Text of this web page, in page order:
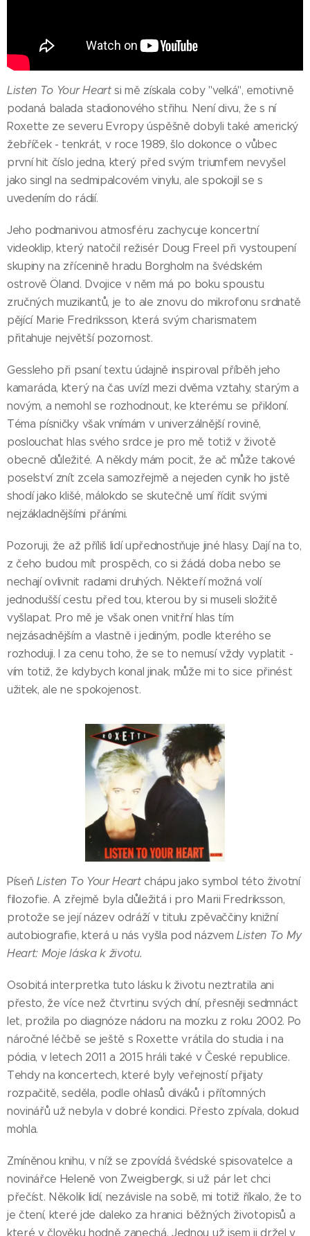
Listen To Your Heartsi mě získala coby "velká", emotivně
podaná balada stadionového střihu. Není divu, že s ní
Roxette ze severu Evropy úspěšně dobyli také americký
žebříček - tenkrát, v roce 1989, šlo dokonce o vůbec
první hit číslo jedna, který před svým triumfem nevyšel
jako singl na sedmipalcovém vinylu, ale spokojil se s
uvedením do rádií.
Jeho podmanivou atmosféru zachycuje koncertní
videoklip, který natočil režisér Doug Freel při vystoupení
skupiny na zřícenině hradu Borgholm na švédském
ostrově Öland. Dvojice v něm má po boku spoustu
zručných muzikantů, je to ale znovu do mikrofonu srdnatě
pějící Marie Fredriksson, která svým charismatem
přitahuje největší pozornost.
Gessleho při psaní textu údajně inspiroval příběh jeho
kamaráda, který na čas uvízl mezi dvěma vztahy, starým a
novým, a nemohl se rozhodnout, ke kterému se přikloní.
Téma písničky však vnímám v univerzálnější rovině,
poslouchat hlas svého srdce je pro mě totiž v životě
obecně důležité. A někdy mám pocit, že ač může takové
poselství znít zcela samozřejmě a nejeden cynik ho jistě
shodí jako klišé, málokdo se skutečně umí řídit svými
nejzákladnějšími přáními.
Pozoruji, že až příliš lidí upřednostňuje jiné hlasy. Dají na to,
z čeho budou mít prospěch, co si žádá doba nebo se
nechají ovlivnit radami druhých. Někteří možná volí
jednodušší cestu před tou, kterou by si museli složitě
vyšlapat. Pro mě je však onen vnitřní hlas tím
nejzásadnějším a vlastně i jediným, podle kterého se
rozhoduji. I za cenu toho, že se to nemusí vždy vyplatit -
vím totiž, že kdybych konal jinak, může mi to sice přinést
užitek, ale ne spokojenost.
PíseňListen To Your Heartchápu jako symbol této životní
filozofie. A zřejmě byla důležitá i pro Marii Fredriksson,
protože se její název odráží v titulu zpěvaččiny knižní
autobiografie, která u nás vyšla pod názvem Listen To My
Heart: Moje láska k životu.
Osobitá interpretka tuto lásku k životu neztratila ani
přesto, že více než čtvrtinu svých dní, přesněji sedmnáct
let, prožila po diagnóze nádoru na mozku z roku 2002. Po
náročné léčbě se ještě s Roxette vrátila do studia i na
pódia, v letech 2011 a 2015 hráli také v České republice.
Tehdy na koncertech, které byly veřejností přijaty
rozpačitě, seděla, podle ohlasů diváků i přítomných
novinářů už nebyla v dobré kondici. Přesto zpívala, dokud
mohla.
Zmíněnou knihu, v níž se zpovídá švédské spisovatelce a
novinářce Heleně von Zweigbergk, si už pár let chci
přečíst. Několik lidí, nezávisle na sobě, mi totiž říkalo, že to
je čtení, které jde daleko za hranici běžných životopisů a
které v člověku hodně zanechá. Jednou už jsem ji držel v